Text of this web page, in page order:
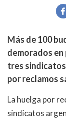
Más de 100
demorados
tres
por reclamos
La huelga por
sindicatos